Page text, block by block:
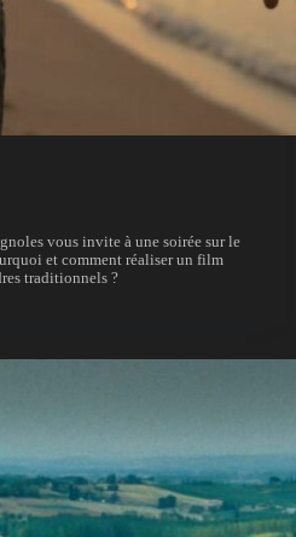
vous invite à une soirée sur le
et comment réaliser un film
traditionnels ?